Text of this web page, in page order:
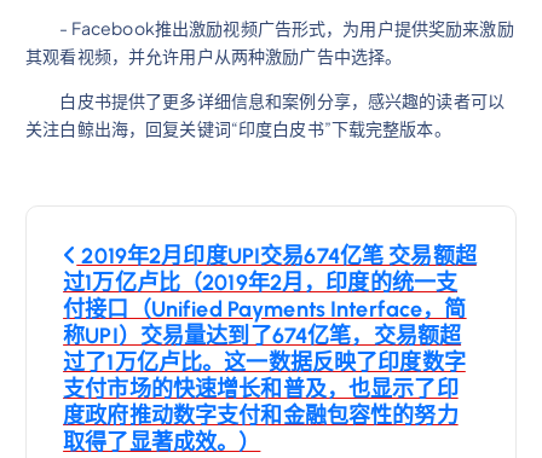
- Facebook推出激励视频广告形式，为用户提供奖励来激励
其观看视频，并允许用户从两种激励广告中选择。
白皮书提供了更多详细信息和案例分享，感兴趣的读者可以
关注白鲸出海，回复关键词“印度白皮书”下载完整版本。
文
章
导
航
2019年2月印度UPI交易674亿笔 交易额超
过1万亿卢比（2019年2月，印度的统一支
付接口（Unified Payments Interface，简
称UPI）交易量达到了674亿笔，交易额超
过了1万亿卢比。这一数据反映了印度数字
支付市场的快速增长和普及，也显示了印
度政府推动数字支付和金融包容性的努力
取得了显著成效。）